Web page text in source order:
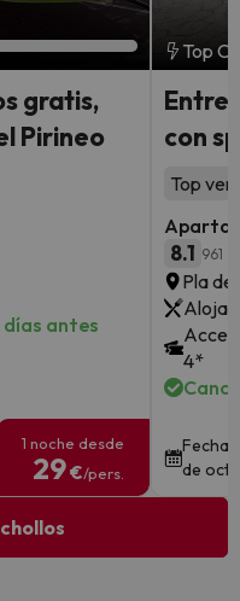
gratis,
Pirineo
días antes
1 noche desde
29€/pers.
Top
Entre
con
Top
8.1 961
Pla
4*
de